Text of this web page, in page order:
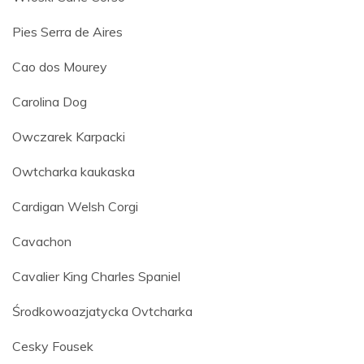
Pies Serra de Aires
Cao dos Mourey
Carolina Dog
Owczarek Karpacki
Owtcharka kaukaska
Cardigan Welsh Corgi
Cavachon
Cavalier King Charles Spaniel
Środkowoazjatycka Ovtcharka
Cesky Fousek